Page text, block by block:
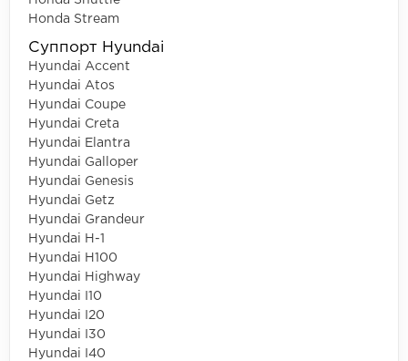
Honda Stream
Суппорт Hyundai
Hyundai Accent
Hyundai Atos
Hyundai Coupe
Hyundai Creta
Hyundai Elantra
Hyundai Galloper
Hyundai Genesis
Hyundai Getz
Hyundai Grandeur
Hyundai H-1
Hyundai H100
Hyundai Highway
Hyundai I10
Hyundai I20
Hyundai I30
Hyundai I40